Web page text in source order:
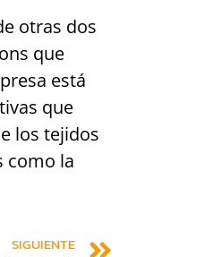
otras dos
que
está
que
los tejidos
como la
SIGUIENTE